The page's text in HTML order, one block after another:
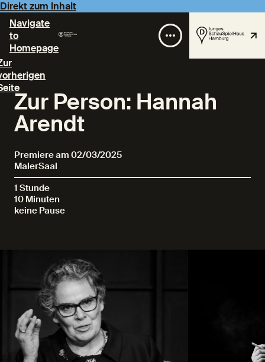
Direkt zum Inhalt
Navigate
to
Homepage
Zur Person: Hannah
Arendt
Premiere am 02/03/2025
MalerSaal
1 Stunde
10 Minuten
keine Pause